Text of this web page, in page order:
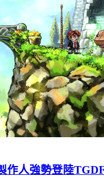
作人強勢登陸